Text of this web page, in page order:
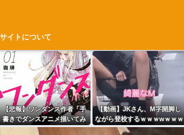
イトについて
【悲報】ワンダンス作者「手
書きでダンスアニメ描いてみ
ました」←アニメの当てつけ
【動画】JKさん、M字開脚し
ながら登校するｗｗｗwｗｗｗ
ｗｗｗｗｗ